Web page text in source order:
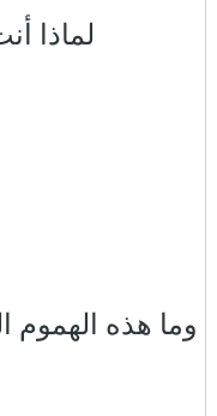
لماذا
وما هذه الهموم